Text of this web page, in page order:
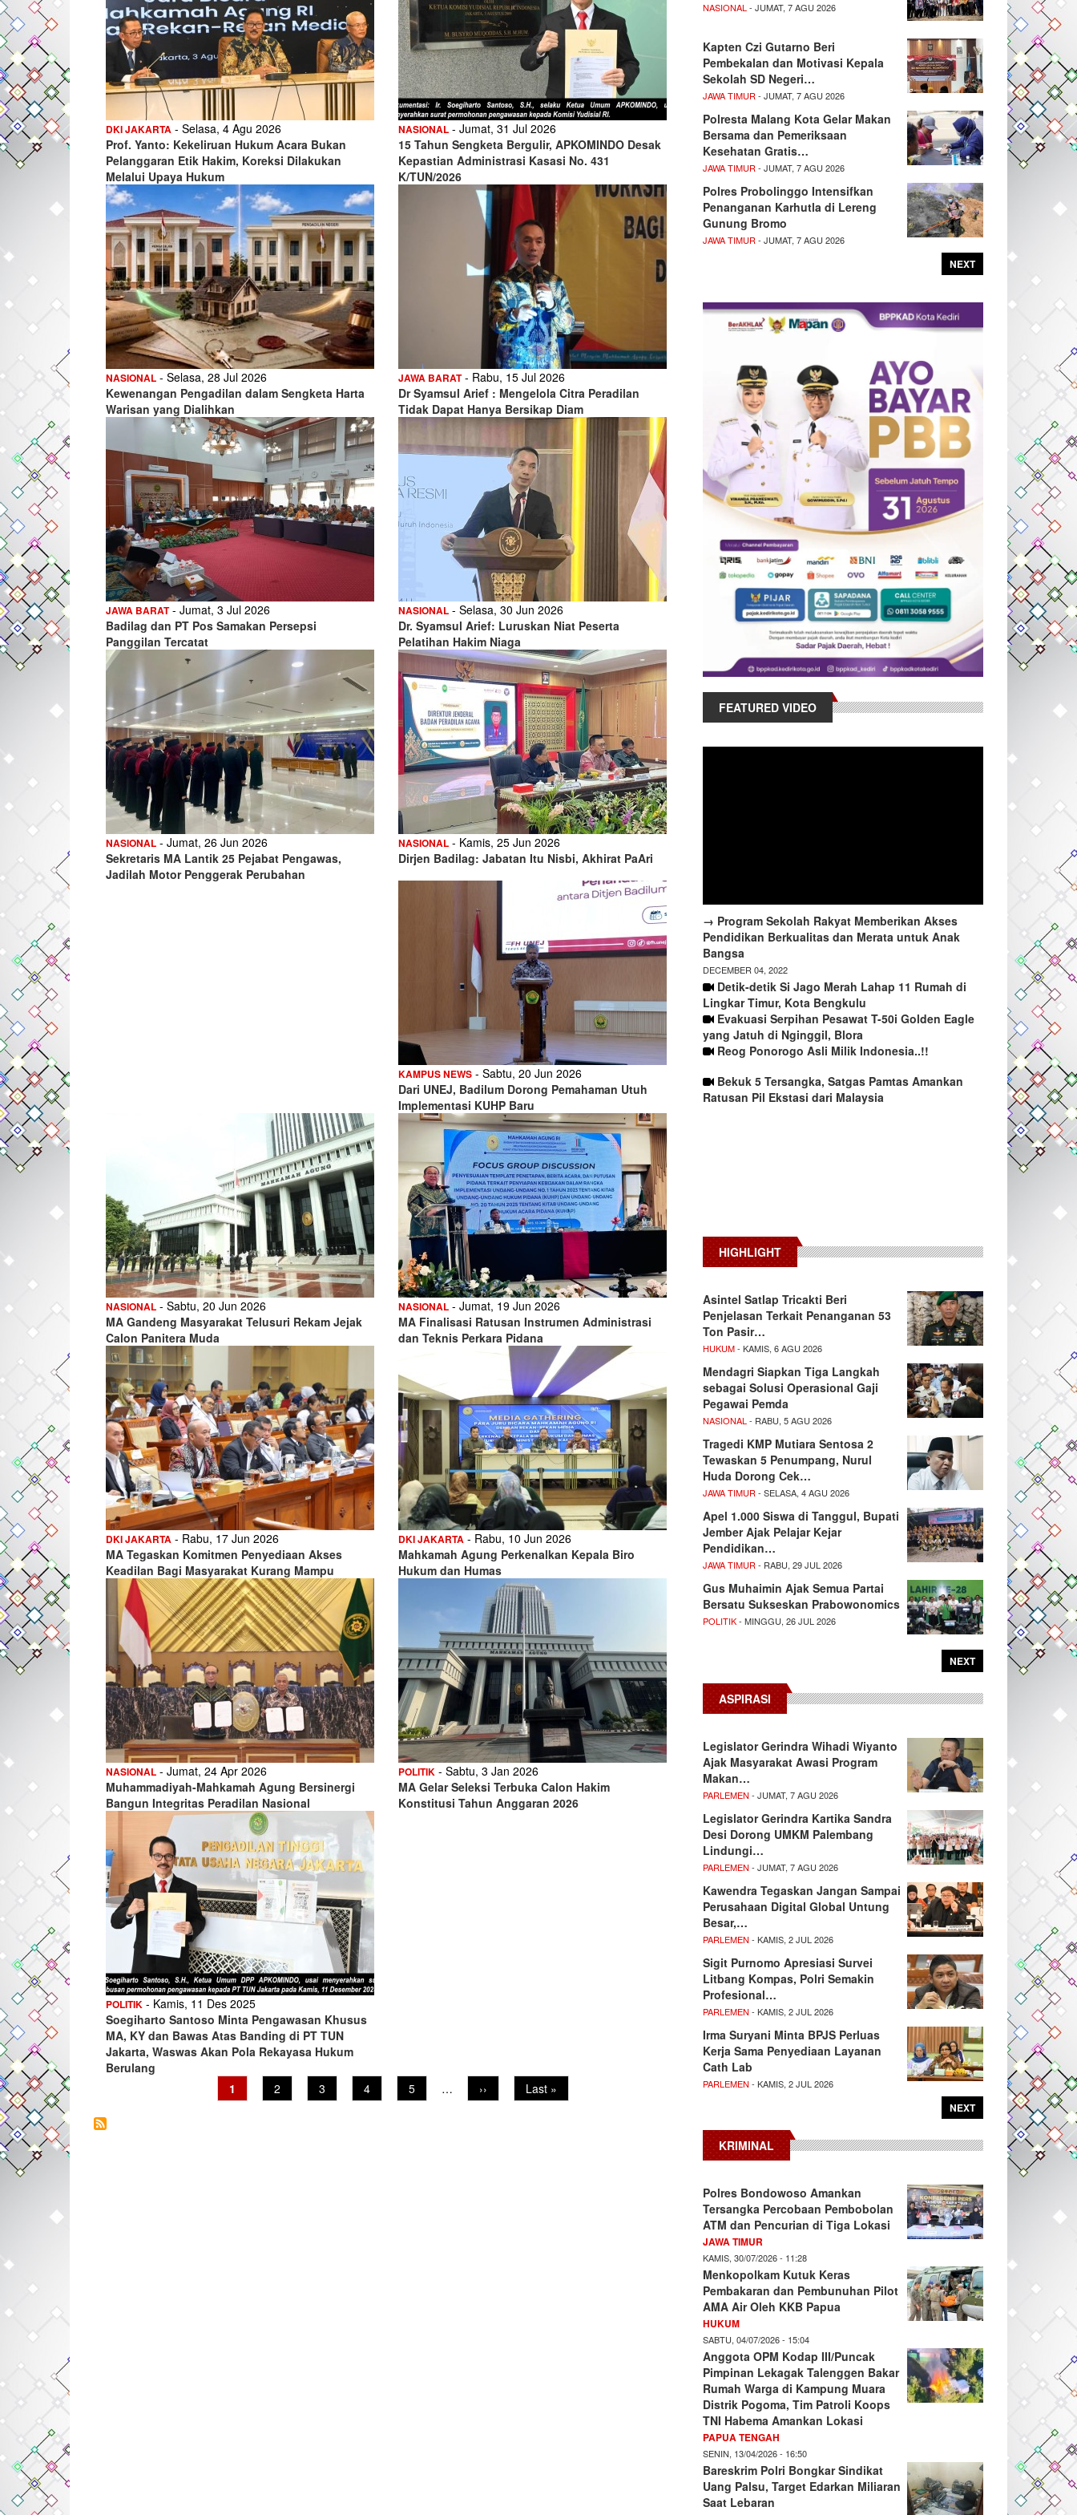
DKI JAKARTA - Selasa, 4 Agu 2026
Prof. Yanto: Kekeliruan Hukum Acara Bukan
Pelanggaran Etik Hakim, Koreksi Dilakukan
Melalui Upaya Hukum
NASIONAL - Jumat, 31 Jul 2026
15 Tahun Sengketa Bergulir, APKOMINDO Desak
Kepastian Administrasi Kasasi No. 431
K/TUN/2026
NASIONAL - Selasa, 28 Jul 2026
Kewenangan Pengadilan dalam Sengketa Harta
Warisan yang Dialihkan
JAWA BARAT- Rabu, 15 Jul 2026
Dr Syamsul Arief : Mengelola Citra Peradilan
Tidak Dapat Hanya Bersikap Diam
JAWA BARAT- Jumat, 3 Jul 2026
Badilag dan PT Pos Samakan Persepsi
Panggilan Tercatat
NASIONAL - Selasa, 30 Jun 2026
Dr. Syamsul Arief: Luruskan Niat Peserta
Pelatihan Hakim Niaga
NASIONAL - Jumat, 26 Jun 2026
Sekretaris MA Lantik 25 Pejabat Pengawas,
Jadilah Motor Penggerak Perubahan
NASIONAL - Kamis, 25 Jun 2026
Dirjen Badilag: Jabatan Itu Nisbi, Akhirat PaAri
KAMPUS NEWS - Sabtu, 20 Jun 2026
Dari UNEJ, Badilum Dorong Pemahaman Utuh
Implementasi KUHP Baru
NASIONAL - Sabtu, 20 Jun 2026
MA Gandeng Masyarakat Telusuri Rekam Jejak
Calon Panitera Muda
NASIONAL - Jumat, 19 Jun 2026
MA Finalisasi Ratusan Instrumen Administrasi
dan Teknis Perkara Pidana
DKI JAKARTA - Rabu, 17 Jun 2026
MA Tegaskan Komitmen Penyediaan Akses
Keadilan Bagi Masyarakat Kurang Mampu
DKI JAKARTA - Rabu, 10 Jun 2026
Mahkamah Agung Perkenalkan Kepala Biro
Hukum dan Humas
NASIONAL - Jumat, 24 Apr 2026
Muhammadiyah-Mahkamah Agung Bersinergi
Bangun Integritas Peradilan Nasional
POLITIK - Sabtu, 3 Jan 2026
MA Gelar Seleksi Terbuka Calon Hakim
Konstitusi Tahun Anggaran 2026
POLITIK - Kamis, 11 Des 2025
Soegiharto Santoso Minta Pengawasan Khusus
MA, KY dan Bawas Atas Banding di PT TUN
Jakarta, Waswas Akan Pola Rekayasa Hukum
Berulang
Current
page
1 Page
2 Page
3 Page
4 Page
5 …
Next
page
››
Last
page
Last »
NASIONAL - JUMAT, 7 AGU 2026
Kapten Czi Gutarno Beri
Pembekalan dan Motivasi Kepala
Sekolah SD Negeri…
JAWA TIMUR - JUMAT, 7 AGU 2026
Polresta Malang Kota Gelar Makan
Bersama dan Pemeriksaan
Kesehatan Gratis…
JAWA TIMUR - JUMAT, 7 AGU 2026
Polres Probolinggo Intensifkan
Penanganan Karhutla di Lereng
Gunung Bromo
JAWA TIMUR - JUMAT, 7 AGU 2026
NEXT
FEATURED VIDEO
→ Program Sekolah Rakyat Memberikan Akses
Pendidikan Berkualitas dan Merata untuk Anak
Bangsa
DECEMBER 04, 2022
Detik-detik Si Jago Merah Lahap 11 Rumah di
Lingkar Timur, Kota Bengkulu
Evakuasi Serpihan Pesawat T-50i Golden Eagle
yang Jatuh di Nginggil, Blora
Reog Ponorogo Asli Milik Indonesia..!!
Bekuk 5 Tersangka, Satgas Pamtas Amankan
Ratusan Pil Ekstasi dari Malaysia
HIGHLIGHT
Asintel Satlap Tricakti Beri
Penjelasan Terkait Penanganan 53
Ton Pasir…
HUKUM- KAMIS, 6 AGU 2026
Mendagri Siapkan Tiga Langkah
sebagai Solusi Operasional Gaji
Pegawai Pemda
NASIONAL - RABU, 5 AGU 2026
Tragedi KMP Mutiara Sentosa 2
Tewaskan 5 Penumpang, Nurul
Huda Dorong Cek…
JAWA TIMUR - SELASA, 4 AGU 2026
Apel 1.000 Siswa di Tanggul, Bupati
Jember Ajak Pelajar Kejar
Pendidikan…
JAWA TIMUR - RABU, 29 JUL 2026
Gus Muhaimin Ajak Semua Partai
Bersatu Sukseskan Prabowonomics
POLITIK- MINGGU, 26 JUL 2026
NEXT
ASPIRASI
Legislator Gerindra Wihadi Wiyanto
Ajak Masyarakat Awasi Program
Makan…
PARLEMEN - JUMAT, 7 AGU 2026
Legislator Gerindra Kartika Sandra
Desi Dorong UMKM Palembang
Lindungi…
PARLEMEN - JUMAT, 7 AGU 2026
Kawendra Tegaskan Jangan Sampai
Perusahaan Digital Global Untung
Besar,…
PARLEMEN - KAMIS, 2 JUL 2026
Sigit Purnomo Apresiasi Survei
Litbang Kompas, Polri Semakin
Profesional…
PARLEMEN - KAMIS, 2 JUL 2026
Irma Suryani Minta BPJS Perluas
Kerja Sama Penyediaan Layanan
Cath Lab
PARLEMEN - KAMIS, 2 JUL 2026
NEXT
KRIMINAL
Polres Bondowoso Amankan
Tersangka Percobaan Pembobolan
ATM dan Pencurian di Tiga Lokasi
JAWA TIMUR
KAMIS, 30/07/2026 - 11:28
Menkopolkam Kutuk Keras
Pembakaran dan Pembunuhan Pilot
AMA Air Oleh KKB Papua
HUKUM
SABTU, 04/07/2026 - 15:04
Anggota OPM Kodap III/Puncak
Pimpinan Lekagak Talenggen Bakar
Rumah Warga di Kampung Muara
Distrik Pogoma, Tim Patroli Koops
TNI Habema Amankan Lokasi
PAPUA TENGAH
SENIN, 13/04/2026 - 16:50
Bareskrim Polri Bongkar Sindikat
Uang Palsu, Target Edarkan Miliaran
Saat Lebaran